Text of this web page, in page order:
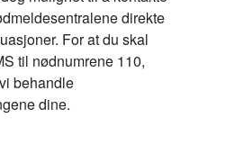
direkte
For at du skal
til nødnumrene 110,
behandle
dine.